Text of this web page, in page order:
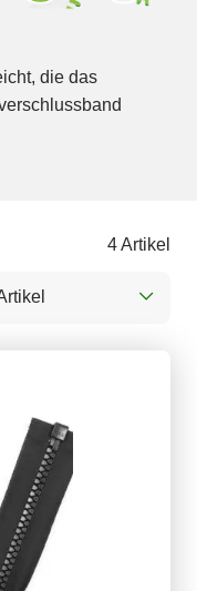
die das
4 Artikel